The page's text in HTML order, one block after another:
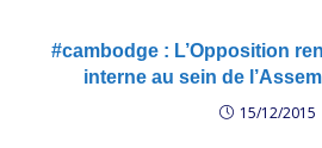
#cambodge : L’Opposition
interne au sein de
15/12/2015